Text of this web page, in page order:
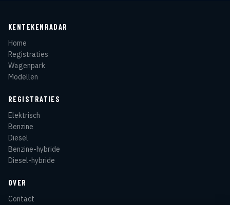
KENTEKENRADAR
Home
Registraties
Wagenpark
Modellen
REGISTRATIES
Elektrisch
Benzine
Diesel
Benzine-hybride
Diesel-hybride
OVER
Contact